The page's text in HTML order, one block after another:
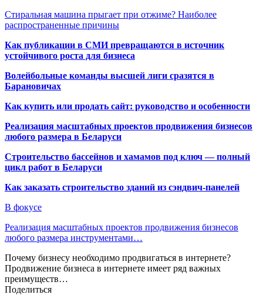
Стиральная машина прыгает при отжиме? Наиболее
распространенные причины
Как публикации в СМИ превращаются в источник
устойчивого роста для бизнеса
Волейбольные команды высшей лиги сразятся в
Барановичах
Как купить или продать сайт: руководство и особенности
Реализация масштабных проектов продвижения бизнесов
любого размера в Беларуси
Строительство бассейнов и хамамов под ключ — полный
цикл работ в Беларуси
Как заказать строительство зданий из сэндвич-панелей
В фокусе
Реализация масштабных проектов продвижения бизнесов
любого размера инструментами…
Почему бизнесу необходимо продвигаться в интернете?
Продвижение бизнеса в интернете имеет ряд важных
преимуществ…
Поделиться